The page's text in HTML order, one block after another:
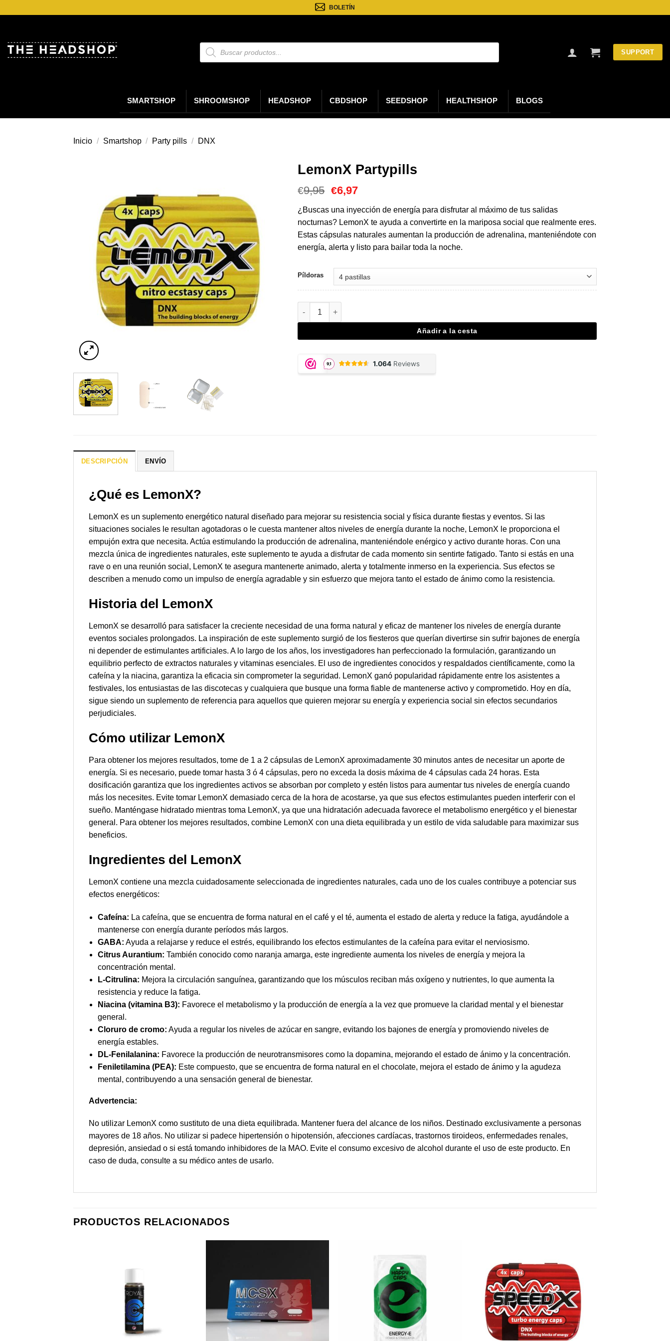
BOLETÍN
Búsqueda
de
productos
SUPPORT
SMARTSHOP SHROOMSHOP HEADSHOP CBDSHOP SEEDSHOP HEALTHSHOP BLOGS
Inicio / Smartshop / Party pills / DNX
LemonX Partypills
€9,95 El
original
era:
€9,95.
€6,97El
actual
es:
€6,97.
¿Buscas una inyección de energía para disfrutar al máximo de tus salidas
nocturnas? LemonX te ayuda a convertirte en la mariposa social que realmente eres.
Estas cápsulas naturales aumentan la producción de adrenalina, manteniéndote con
energía, alerta y listo para bailar toda la noche.
Píldoras
LemonX Partypills cantidad
Añadir a la cesta
DESCRIPCIÓN ENVÍO
¿Qué es LemonX?
LemonX es un suplemento energético natural diseñado para mejorar su resistencia social y física durante fiestas y eventos. Si las
situaciones sociales le resultan agotadoras o le cuesta mantener altos niveles de energía durante la noche, LemonX le proporciona el
empujón extra que necesita. Actúa estimulando la producción de adrenalina, manteniéndole enérgico y activo durante horas. Con una
mezcla única de ingredientes naturales, este suplemento te ayuda a disfrutar de cada momento sin sentirte fatigado. Tanto si estás en una
rave o en una reunión social, LemonX te asegura mantenerte animado, alerta y totalmente inmerso en la experiencia. Sus efectos se
describen a menudo como un impulso de energía agradable y sin esfuerzo que mejora tanto el estado de ánimo como la resistencia.
Historia del LemonX
LemonX se desarrolló para satisfacer la creciente necesidad de una forma natural y eficaz de mantener los niveles de energía durante
eventos sociales prolongados. La inspiración de este suplemento surgió de los fiesteros que querían divertirse sin sufrir bajones de energía
ni depender de estimulantes artificiales. A lo largo de los años, los investigadores han perfeccionado la formulación, garantizando un
equilibrio perfecto de extractos naturales y vitaminas esenciales. El uso de ingredientes conocidos y respaldados científicamente, como la
cafeína y la niacina, garantiza la eficacia sin comprometer la seguridad. LemonX ganó popularidad rápidamente entre los asistentes a
festivales, los entusiastas de las discotecas y cualquiera que busque una forma fiable de mantenerse activo y comprometido. Hoy en día,
sigue siendo un suplemento de referencia para aquellos que quieren mejorar su energía y experiencia social sin efectos secundarios
perjudiciales.
Cómo utilizar LemonX
Para obtener los mejores resultados, tome de 1 a 2 cápsulas de LemonX aproximadamente 30 minutos antes de necesitar un aporte de
energía. Si es necesario, puede tomar hasta 3 ó 4 cápsulas, pero no exceda la dosis máxima de 4 cápsulas cada 24 horas. Esta
dosificación garantiza que los ingredientes activos se absorban por completo y estén listos para aumentar tus niveles de energía cuando
más los necesites. Evite tomar LemonX demasiado cerca de la hora de acostarse, ya que sus efectos estimulantes pueden interferir con el
sueño. Manténgase hidratado mientras toma LemonX, ya que una hidratación adecuada favorece el metabolismo energético y el bienestar
general. Para obtener los mejores resultados, combine LemonX con una dieta equilibrada y un estilo de vida saludable para maximizar sus
beneficios.
Ingredientes del LemonX
LemonX contiene una mezcla cuidadosamente seleccionada de ingredientes naturales, cada uno de los cuales contribuye a potenciar sus
efectos energéticos:
Cafeína: La cafeína, que se encuentra de forma natural en el café y el té, aumenta el estado de alerta y reduce la fatiga, ayudándole a
mantenerse con energía durante períodos más largos.
GABA: Ayuda a relajarse y reduce el estrés, equilibrando los efectos estimulantes de la cafeína para evitar el nerviosismo.
Citrus Aurantium: También conocido como naranja amarga, este ingrediente aumenta los niveles de energía y mejora la
concentración mental.
L-Citrulina: Mejora la circulación sanguínea, garantizando que los músculos reciban más oxígeno y nutrientes, lo que aumenta la
resistencia y reduce la fatiga.
Niacina (vitamina B3): Favorece el metabolismo y la producción de energía a la vez que promueve la claridad mental y el bienestar
general.
Cloruro de cromo: Ayuda a regular los niveles de azúcar en sangre, evitando los bajones de energía y promoviendo niveles de
energía estables.
DL-Fenilalanina: Favorece la producción de neurotransmisores como la dopamina, mejorando el estado de ánimo y la concentración.
Feniletilamina (PEA): Este compuesto, que se encuentra de forma natural en el chocolate, mejora el estado de ánimo y la agudeza
mental, contribuyendo a una sensación general de bienestar.
Advertencia:
No utilizar LemonX como sustituto de una dieta equilibrada. Mantener fuera del alcance de los niños. Destinado exclusivamente a personas
mayores de 18 años. No utilizar si padece hipertensión o hipotensión, afecciones cardíacas, trastornos tiroideos, enfermedades renales,
depresión, ansiedad o si está tomando inhibidores de la MAO. Evite el consumo excesivo de alcohol durante el uso de este producto. En
caso de duda, consulte a su médico antes de usarlo.
PRODUCTOS RELACIONADOS